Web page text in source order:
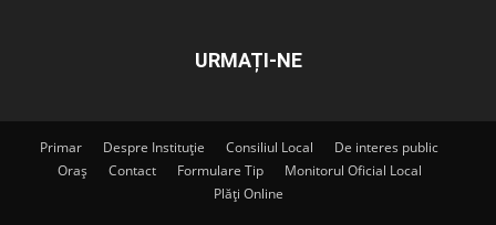
URMAȚI-NE
Primar Despre Instituție Consiliul Local
De interes public
Oraș
Contact Formulare Tip
Monitorul Oficial Local
Plăți Online